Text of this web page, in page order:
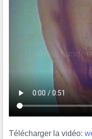
Télécharger la vidéo: